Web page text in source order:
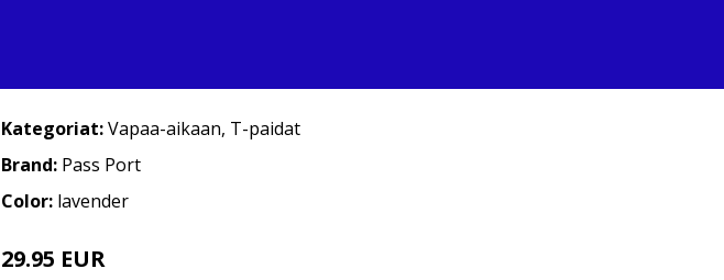
Kategoriat:Vapaa-aikaan, T-paidat
Brand: Pass Port
Color: lavender
29.95 EUR